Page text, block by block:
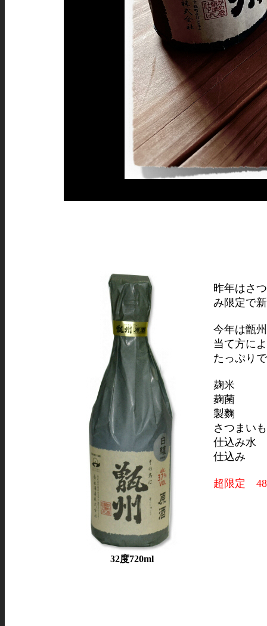
32度720ml
昨年はさ
み限定で
今年は甑
当て方に
たっぷり
麹米 ：
麹菌
製麴
さつまい
仕込み
仕込み
超限定